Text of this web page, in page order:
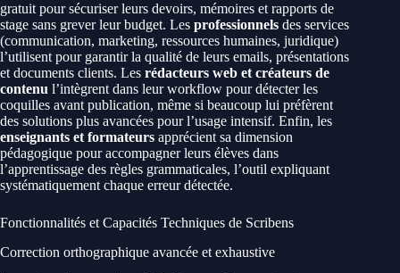
gratuit pour sécuriser leurs devoirs, mémoires et rapports de
stage sans grever leur budget. Les professionnels des services
(communication, marketing, ressources humaines, juridique)
l’utilisent pour garantir la qualité de leurs emails, présentations
et documents clients. Les rédacteurs web et créateurs de
contenu l’intègrent dans leur workflow pour détecter les
coquilles avant publication, même si beaucoup lui préfèrent
des solutions plus avancées pour l’usage intensif. Enfin, les
enseignants et formateurs apprécient sa dimension
pédagogique pour accompagner leurs élèves dans
l’apprentissage des règles grammaticales, l’outil expliquant
systématiquement chaque erreur détectée.
Fonctionnalités et Capacités Techniques de Scribens
Correction orthographique avancée et exhaustive